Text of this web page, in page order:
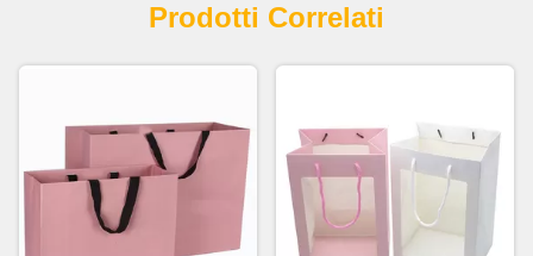
Prodotti Correlati